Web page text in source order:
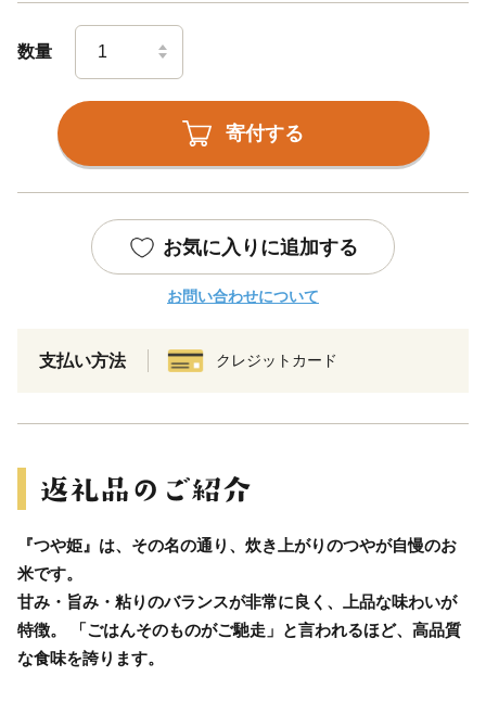
数量
寄付する
お気に入りに追加する
お問い合わせについて
支払い方法 クレジットカード
『つや姫』は、その名の通り、炊き上がりのつやが自慢のお
米です。
甘み・旨み・粘りのバランスが非常に良く、上品な味わいが
特徴。 「ごはんそのものがご馳走」と言われるほど、高品質
な食味を誇ります。